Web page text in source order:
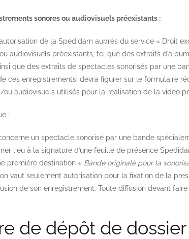
sonores ou audiovisuels préexistants :
de la Spedidam auprès du service « Droit
audiovisuels préexistants, tel que des extraits
que des extraits de spectacles sonorisés par une
ces enregistrements, devra figurer sur le formulaire
audiovisuels utilisés pour la réalisation de la vidéo
:
un spectacle sonorisé par une bande
lieu à la signature d’une feuille de présence
première destination « Bande originale pour la
vaut seulement autorisation pour la fixation de la
de son enregistrement. Toute diffusion devant faire
de dépôt de dossier